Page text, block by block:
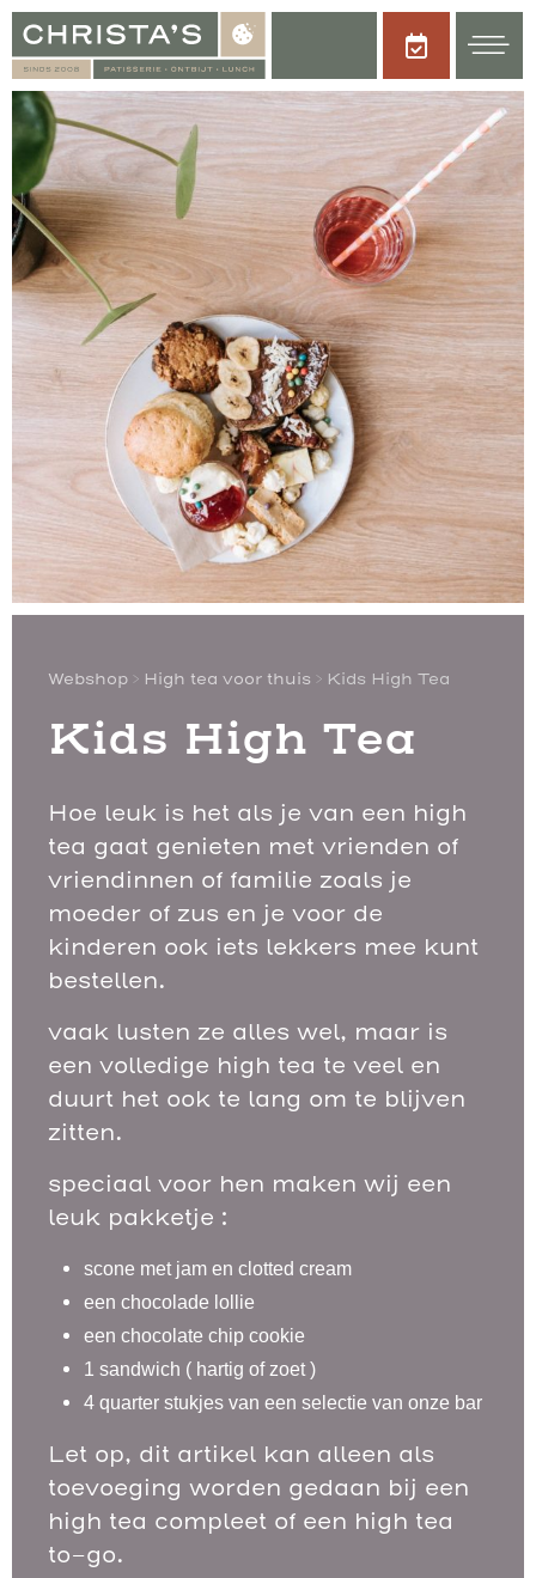
Webshop > High tea voor thuis > Kids High Tea
Kids High Tea
Hoe leuk is het als je van een high
tea gaat genieten met vrienden of
vriendinnen of familie zoals je
moeder of zus en je voor de
kinderen ook iets lekkers mee kunt
bestellen.
vaak lusten ze alles wel, maar is
een volledige high tea te veel en
duurt het ook te lang om te blijven
zitten.
speciaal voor hen maken wij een
leuk pakketje :
scone met jam en clotted cream
een chocolade lollie
een chocolate chip cookie
1 sandwich ( hartig of zoet )
4 quarter stukjes van een selectie van onze bar
Let op, dit artikel kan alleen als
toevoeging worden gedaan bij een
high tea compleet of een high tea
to-go.